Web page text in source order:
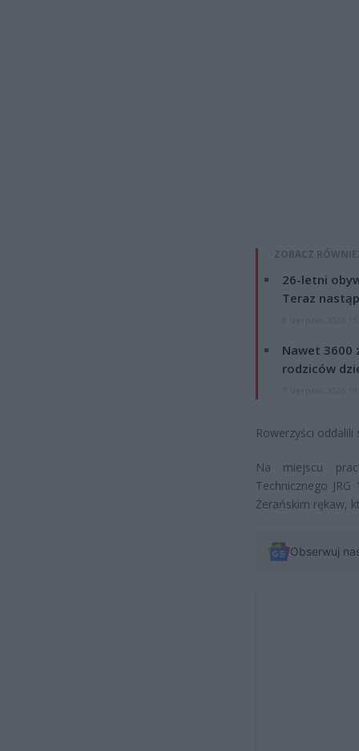
ZOBACZ
26-letni
Teraz
Nawet 3600
rodziców
Rowerzyści oddalili
Na miejscu
Technicznego
Żerańskim rękaw,
Obserwuj